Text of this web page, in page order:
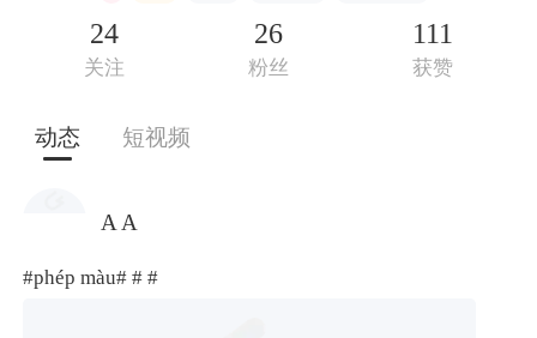
24
关注
26
粉丝
111
获赞
动态 短视频
A A
#phép màu# # #